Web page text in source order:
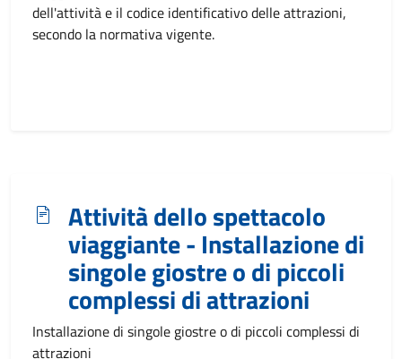
dell'attività e il codice identificativo delle attrazioni,
secondo la normativa vigente.
Attività dello spettacolo
viaggiante - Installazione di
singole giostre o di piccoli
complessi di attrazioni
Installazione di singole giostre o di piccoli complessi di
attrazioni